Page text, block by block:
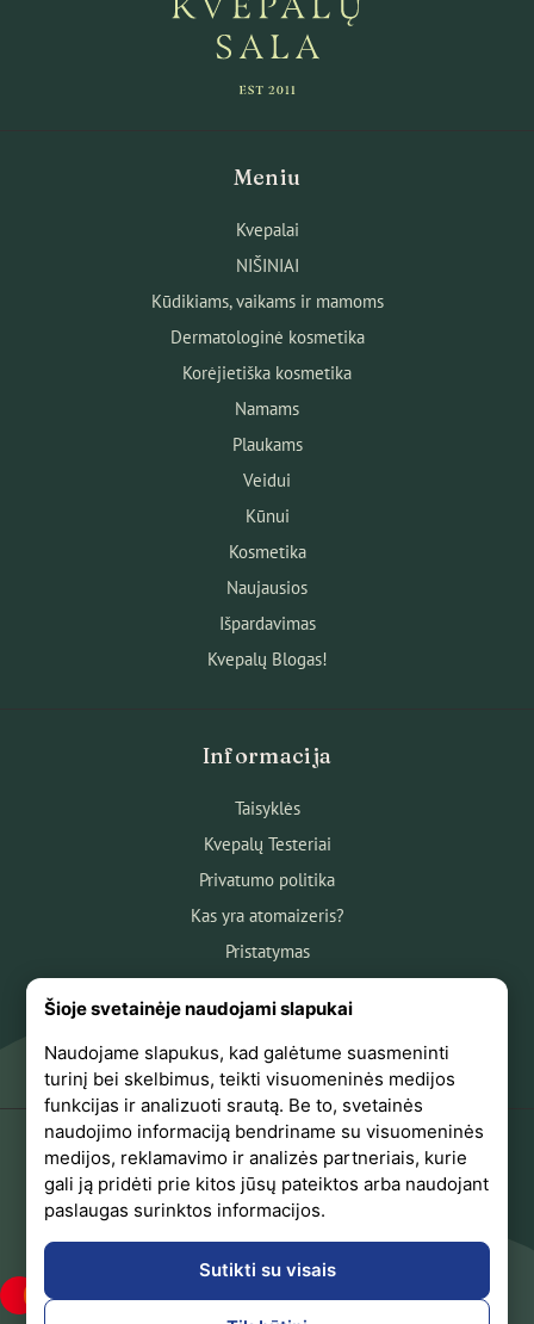
Meniu
Kvepalai
NIŠINIAI
Kūdikiams, vaikams ir mamoms
Dermatologinė kosmetika
Korėjietiška kosmetika
Namams
Plaukams
Veidui
Kūnui
Kosmetika
Naujausios
Išpardavimas
Kvepalų Blogas!
Informacija
Taisyklės
Kvepalų Testeriai
Privatumo politika
Kas yra atomaizeris?
Pristatymas
Apie mus
Atsiliepimai
+370 618 44441
Sekite mus Facebook
Šioje svetainėje naudojami slapukai
Naudojame slapukus, kad galėtume suasmeninti
turinį bei skelbimus, teikti visuomeninės medijos
funkcijas ir analizuoti srautą. Be to, svetainės
naudojimo informaciją bendriname su visuomeninės
medijos, reklamavimo ir analizės partneriais, kurie
gali ją pridėti prie kitos jūsų pateiktos arba naudojant
paslaugas surinktos informacijos.
Sutikti su visais